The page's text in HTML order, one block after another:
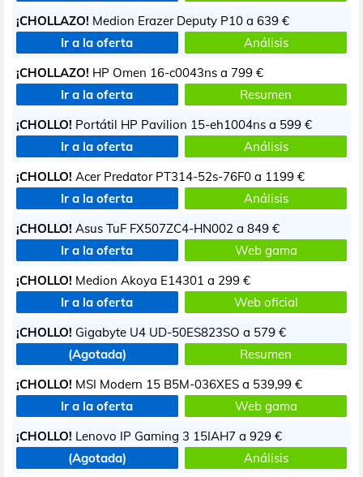
¡CHOLLAZO! Medion Erazer Deputy P10 a 639 €
Ir a la oferta
Análisis
¡CHOLLAZO! HP Omen 16-c0043ns a 799 €
Ir a la oferta
Resumen
¡CHOLLO! Portátil HP Pavilion 15-eh1004ns a 599 €
Ir a la oferta
Análisis
¡CHOLLO! Acer Predator PT314-52s-76F0 a 1199 €
Ir a la oferta
Análisis
¡CHOLLO! Asus TuF FX507ZC4-HN002 a 849 €
Ir a la oferta
Web gama
¡CHOLLO! Medion Akoya E14301 a 299 €
Ir a la oferta
Web oficial
¡CHOLLO! Gigabyte U4 UD-50ES823SO a 579 €
(Agotada)
Resumen
¡CHOLLO! MSI Modern 15 B5M-036XES a 539,99 €
Ir a la oferta
Web gama
¡CHOLLO! Lenovo IP Gaming 3 15IAH7 a 929 €
(Agotada)
Análisis